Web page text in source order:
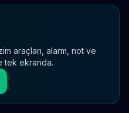
araçları, alarm, not ve
tek ekranda.